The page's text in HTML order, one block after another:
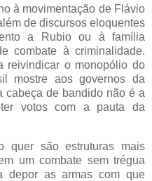
à movimentação de Flávio
de discursos eloquentes
a Rubio ou à família
combate à criminalidade.
reivindicar o monopólio do
mostre aos governos da
cabeça de bandido não é a
votos com a pauta da
quer são estruturas mais
um combate sem trégua
depor as armas com que